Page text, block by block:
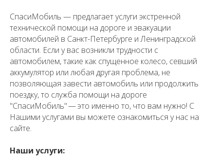
СпасиМобиль — предлагает услуги экстренной
технической помощи на дороге и эвакуации
автомобилей в Санкт-Петербурге и Ленинградской
области. Если у вас возникли трудности с
автомобилем, такие как спущенное колесо, севший
аккумулятор или любая другая проблема, не
позволяющая завести автомобиль или продолжить
поездку, то служба помощи на дороге
"СпасиМобиль" — это именно то, что вам нужно! С
Нашими услугами вы можете ознакомиться у нас на
сайте.
Наши услуги: